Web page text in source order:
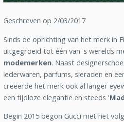
Geschreven op 2/03/2017
Sinds de oprichting van het merk in
uitgegroeid tot één van 's werelds
modemerken. Naast
lederwaren, parfums, sieraden en
creëerde het merk ook al langer
een tijdloze elegantie en steeds '
Begin 2015 begon Gucci met het